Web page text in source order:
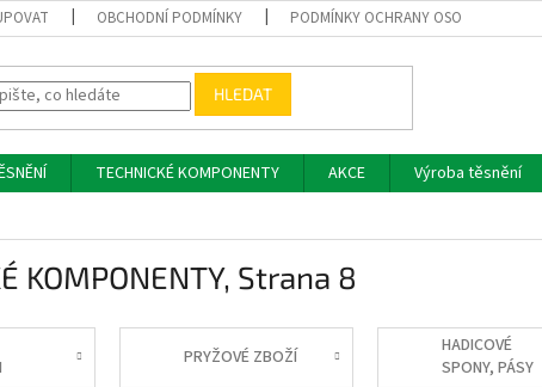
OBCHODNÍ PODMÍNKY PODMÍNKY OCHRANY OSOBNÍCH ÚDAJŮ
HLEDAT
TECHNICKÉ KOMPONENTY AKCE Výroba těsnění
KOMPONENTY, Strana 8
PRYŽOVÉ ZBOŽÍ
HADICOVÉ
SPONY, PÁSY